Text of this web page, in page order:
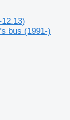
bus (1991-)